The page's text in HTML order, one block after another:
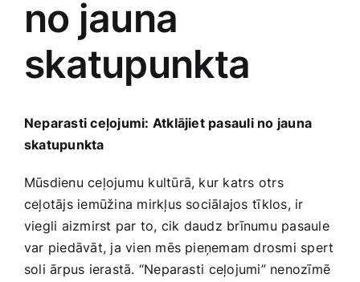
Medicīnas preces
Mobilie telefoni, planšetdatori
Preces birojam
Preces pieaugušajiem
no jauna
skatupunkta
Neparasti ceļojumi: Atklājiet pasauli no jauna
skatupunkta
Mūsdienu ceļojumu kultūrā, kur katrs otrs
ceļotājs iemūžina mirkļus sociālajos ⁢tīklos, ir
viegli aizmirst par‌ to, cik daudz brīnumu pasaule‌
var piedāvāt, ‍ja vien mēs pieņemam drosmi spert
soli ārpus ierastā. “Neparasti ⁣ceļojumi” nenozīmē⁣